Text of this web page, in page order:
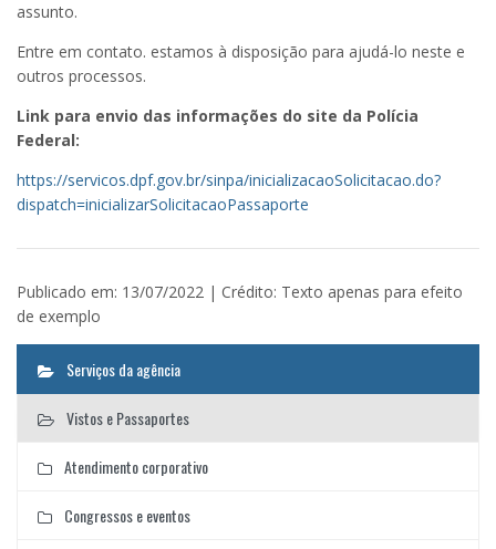
assunto.
Entre em contato. estamos à disposição para ajudá-lo neste e
outros processos.
Link para envio das informações do site da Polícia
Federal:
https://servicos.dpf.gov.br/sinpa/inicializacaoSolicitacao.do?
dispatch=inicializarSolicitacaoPassaporte
Publicado em: 13/07/2022 | Crédito: Texto apenas para efeito
de exemplo
Serviços da agência
Vistos e Passaportes
Atendimento corporativo
Congressos e eventos